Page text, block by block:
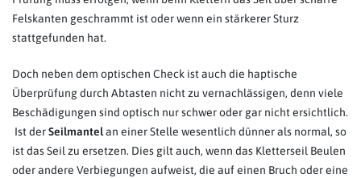
Felskanten geschrammt ist oder wenn ein stärkerer Sturz
stattgefunden hat.
Doch neben dem optischen Check ist auch die haptische
Überprüfung durch Abtasten nicht zu vernachlässigen, denn viele
Beschädigungen sind optisch nur schwer oder gar nicht ersichtlich.
Ist derSeilmantelan einer Stelle wesentlich dünner als normal, so
ist das Seil zu ersetzen. Dies gilt auch, wenn das Kletterseil Beulen
oder andere Verbiegungen aufweist, die auf einen Bruch oder eine